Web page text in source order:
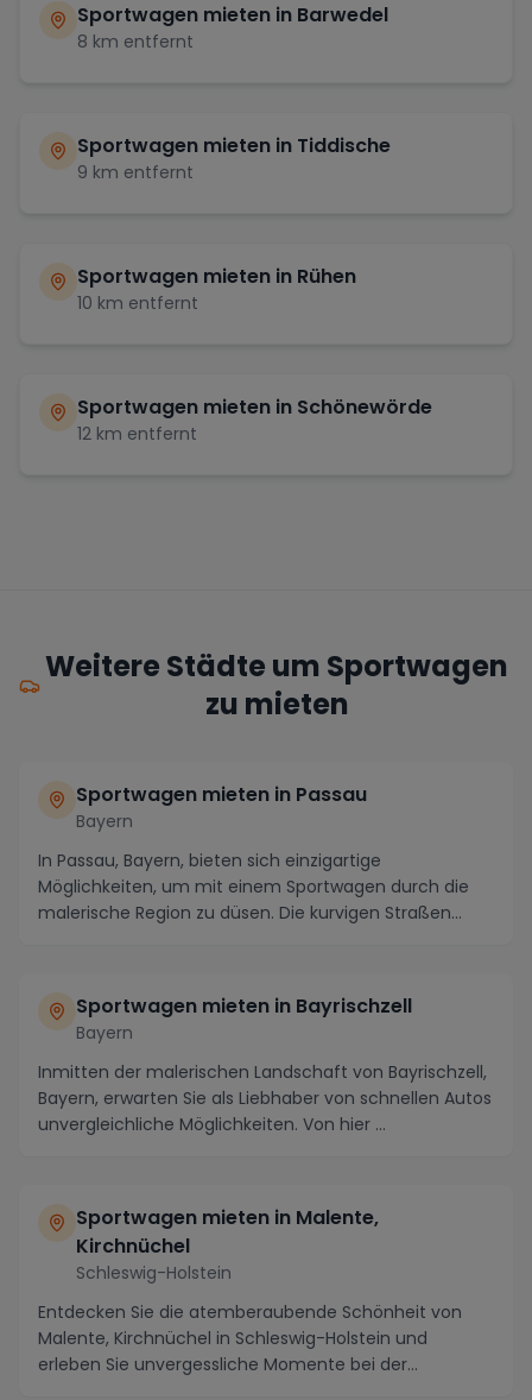
Sportwagen mieten in Barwedel
8 km entfernt
Sportwagen mieten in Tiddische
9 km entfernt
Sportwagen mieten in Rühen
10 km entfernt
Sportwagen mieten in Schönewörde
12 km entfernt
Weitere Städte um Sportwagen
zu mieten
Sportwagen mieten in Passau
Bayern
In Passau, Bayern, bieten sich einzigartige
Möglichkeiten, um mit einem Sportwagen durch die
malerische Region zu düsen. Die kurvigen Straßen
Sportwagen mieten in Bayrischzell
Bayern
Inmitten der malerischen Landschaft von Bayrischzell,
Bayern, erwarten Sie als Liebhaber von schnellen Autos
unvergleichliche Möglichkeiten. Von hier ...
Sportwagen mieten in Malente,
Kirchnüchel
Schleswig-Holstein
Entdecken Sie die atemberaubende Schönheit von
Malente, Kirchnüchel in Schleswig-Holstein und
erleben Sie unvergessliche Momente bei der